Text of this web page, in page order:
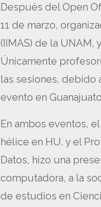
Después del Open
11 de marzo,
(IIMAS) de la UNAM,
Únicamente
las sesiones, debido
evento en
En ambos eventos,
hélice en HU, y el
Datos, hizo una
computadora, a la
de estudios en